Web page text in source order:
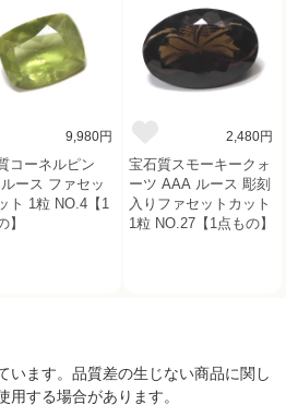
9,980円
コーネルピン
ース ファセッ
ト 1粒 NO.4【1
】
2,480円
宝石質スモーキークォ
ーツ AAA ルース 彫刻
入りファセットカット
1粒 NO.27【1点もの】
います。品質差の生じない商品に関し
用する場合があります。